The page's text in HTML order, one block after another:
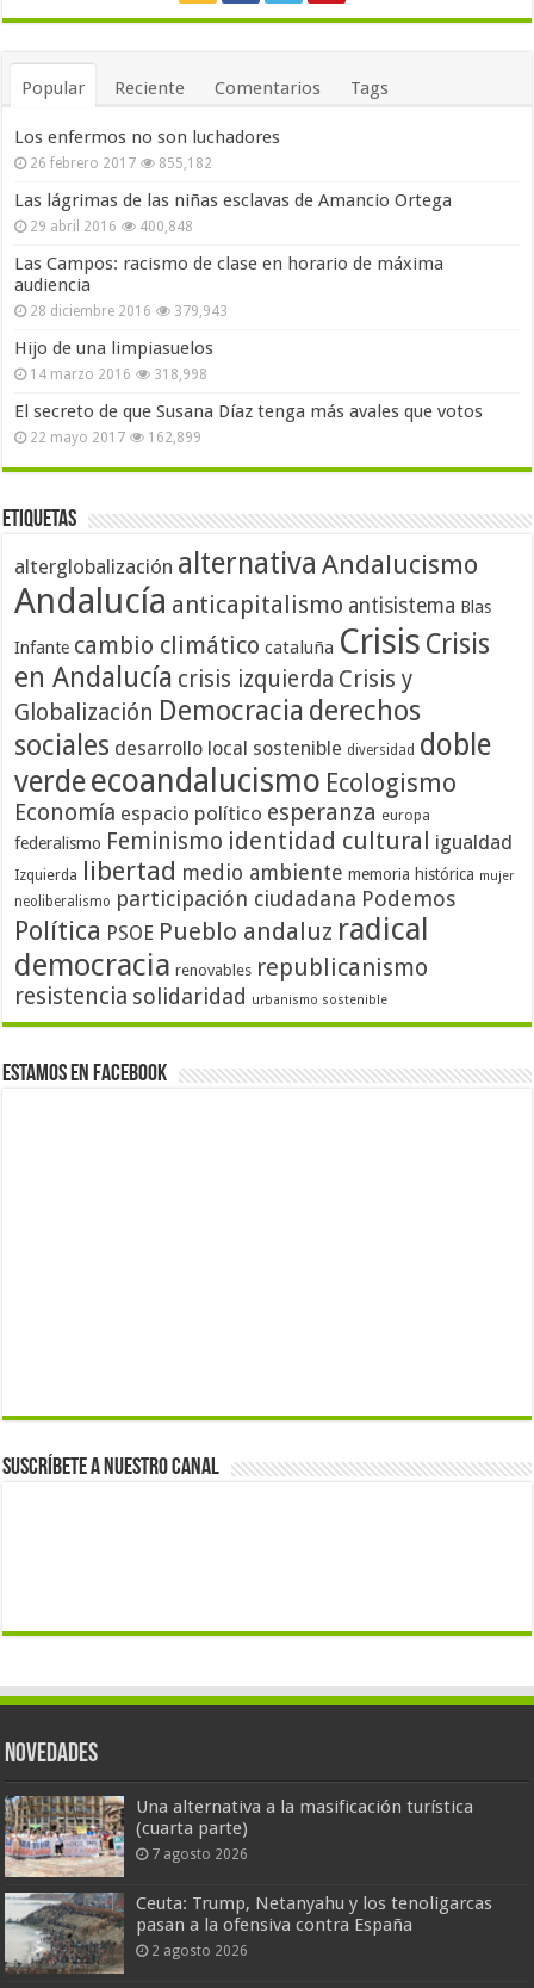
Popular Reciente Comentarios Tags
Los enfermos no son luchadores
26 febrero 2017 855,182
Las lágrimas de las niñas esclavas de Amancio Ortega
29 abril 2016 400,848
Las Campos: racismo de clase en horario de máxima
audiencia
28 diciembre 2016 379,943
Hijo de una limpiasuelos
14 marzo 2016 318,998
El secreto de que Susana Díaz tenga más avales que votos
22 mayo 2017 162,899
Etiquetas
alterglobalización alternativa Andalucismo
Andalucía anticapitalismo antisistema Blas
Infante cambio climático cataluña Crisis Crisis
en Andalucía crisis izquierda Crisis y
Globalización Democracia derechos
sociales desarrollo local sostenible diversidad doble
verdeecoandalucismo Ecologismo
Economía espacio político esperanza europa
federalismo Feminismo identidad cultural igualdad
Izquierda libertad medio ambiente memoria histórica mujer
neoliberalismo participación ciudadana Podemos
Política PSOE Pueblo andaluz radical
democracia renovables republicanismo
resistencia solidaridad urbanismo sostenible
Estamos en Facebook
Suscríbete a nuestro canal
Novedades
Una alternativa a la masificación turística
(cuarta parte)
7 agosto 2026
Ceuta: Trump, Netanyahu y los tenoligarcas
pasan a la ofensiva contra España
2 agosto 2026